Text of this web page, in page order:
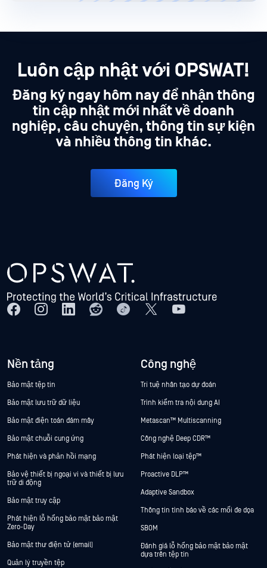
Luôn cập nhật với OPSWAT!
Đăng ký ngay hôm nay để nhận thông
tin cập nhật mới nhất về doanh
nghiệp, câu chuyện, thông tin sự kiện
và nhiều thông tin khác.
Đăng Ký
Nền tảng
Bảo mật tệp tin
Bảo mật lưu trữ dữ liệu
Bảo mật điện toán đám mây
Bảo mật chuỗi cung ứng
Phát hiện và phản hồi mạng
Bảo vệ thiết bị ngoại vi và thiết bị lưu
trữ di động
Bảo mật truy cập
Phát hiện lỗ hổng bảo mật bảo mật
Zero-Day
Bảo mật thư điện tử (email)
Quản lý truyền tệp
Công nghệ
Trí tuệ nhân tạo dự đoán
Trình kiểm tra nội dung AI
Metascan™ Multiscanning
Công nghệ Deep CDR™
Phát hiện loại tệp™
Proactive DLP™
Adaptive Sandbox
Thông tin tình báo về các mối đe dọa
SBOM
Đánh giá lỗ hổng bảo mật bảo mật
dựa trên tệp tin